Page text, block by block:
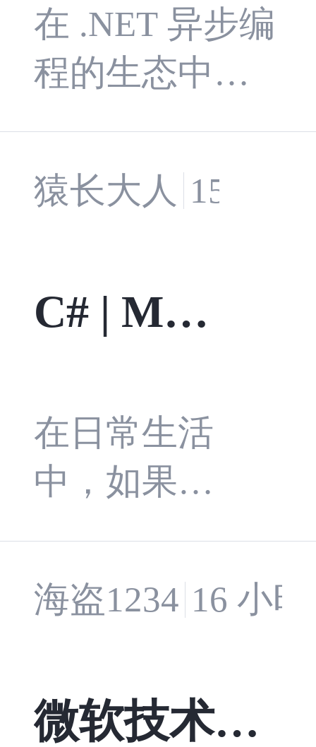
壮后台任务
(Backgroun
dService)的
完全指南
在 .NET 异步编
程的生态中，T
（TAP） 已成
发的事实标
准。而 Backgro
.NET Core/5+
中实现长时间
运行后台任务
的基类，它天
猿长大人 15 小
C# | Med
指南：后
端架构解
耦
在日常生活
中，如果机
场里有几十
架飞机同时
准备起飞和
让飞行员们
海盗1234 16 小
微软技术日